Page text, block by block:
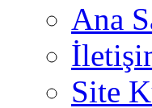
Ana
Site